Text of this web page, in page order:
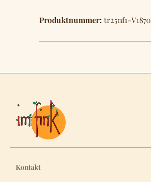
Produktnummer: tr25nf1-
Kontakt